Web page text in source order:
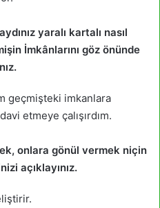
yaralı kartalı nasıl
İmkânlarını göz önünde
geçmişteki imkanlara
etmeye çalışırdım.
onlara gönül vermek niçin
açıklayınız.